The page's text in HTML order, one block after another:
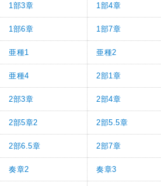
1部3章 1部4章
1部6章 1部7章
亜種1 亜種2
亜種4 2部1章
2部3章 2部4章
2部5章2 2部5.5章
2部6.5章 2部7章
奏章2 奏章3